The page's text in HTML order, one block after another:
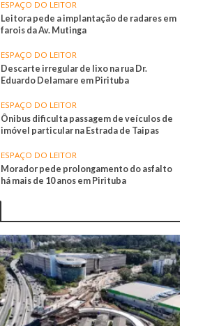
ESPAÇO DO LEITOR
Leitora pede a implantação de radares em
farois da Av. Mutinga
ESPAÇO DO LEITOR
Descarte irregular de lixo na rua Dr.
Eduardo Delamare em Pirituba
ESPAÇO DO LEITOR
Ônibus dificulta passagem de veículos de
imóvel particular na Estrada de Taipas
ESPAÇO DO LEITOR
Morador pede prolongamento do asfalto
há mais de 10 anos em Pirituba